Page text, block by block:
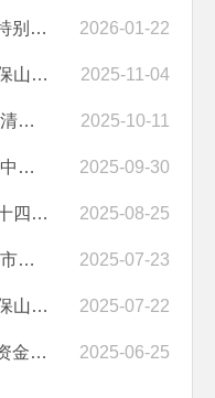
2026年第一批936亿元超长期特别国债支持设备更新资金已经下达 2026-01-22
保山市发展和改革委员会关于保山中心城市排涝减灾城市生命线建设项目可... 2025-11-04
保山市2025年度省级重大项目清单（修订版） 2025-10-11
保山市分解下达2025年第二批中央水库移民扶持基金3000余万元 2025-09-30
保山市发展和改革委员会关于十四五新能源项目接入工程（昌宁县田园茶光... 2025-08-25
保山市发展和改革委员会 保山市林业和草原局关于下达生态保护和修复支... 2025-07-23
保山市发展和改革委员会关于保山中心城区青华湖片区排水防涝能力提升工... 2025-07-22
国家下达1.98亿元中央预算内资金支持云南加快完善养老托育服务体系 2025-06-25